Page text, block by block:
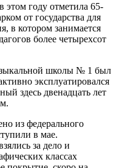
этом году отметила 65-
от государства для
в котором занимается
более четырехсот
школы № 1 был
эксплуатировался
здесь двенадцать лет
из федерального
в мае.
за дело и
классах